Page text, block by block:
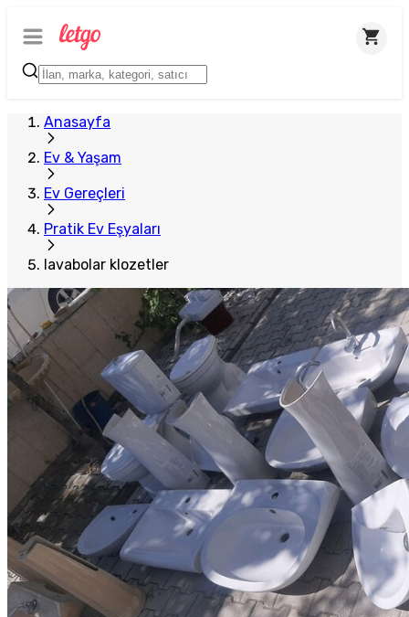
Anasayfa
Ev & Yaşam
Ev Gereçleri
Pratik Ev Eşyaları
lavabolar klozetler